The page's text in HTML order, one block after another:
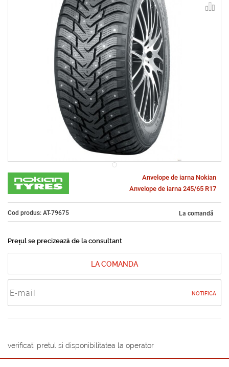
Anvelope de iarna Nokian
Anvelope de iarna 245/65 R17
Cod produs: AT-79675 La comandă
Prețul se precizează de la consultant
LA COMANDA
NOTIFICA
verificati pretul si disponibilitatea la operator